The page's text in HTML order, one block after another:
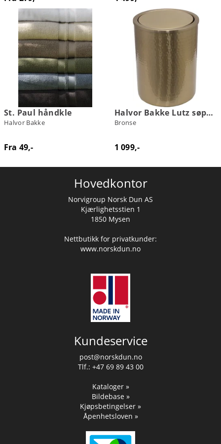
St. Paul håndkle
Halvor Bakke
Fra 49,-
Halvor Bakke Lutz søppelbøtte
Bronse
1 099,-
Hovedkontor
Norvigroup Norsk Dun AS
Kjærlighetsstien 1
1850 Mysen
Nettbutikk for privatkunder:
www.norskdun.no
Kundeservice
post@norskdun.no
Tlf.: +47 69 89 43 00
Kataloger »
Bildebase »
Kjøpsbetingelser »
Åpenhetsloven »